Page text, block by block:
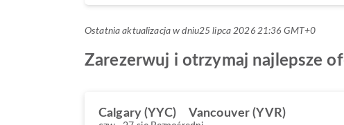
Ostatnia aktualizacja w dniu25 lipca 2026 21:36 GMT+0
Zarezerwuj i otrzymaj najlepsze
Calgary (YYC) Vancouver (YVR)